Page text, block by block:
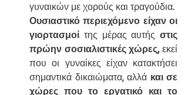
γυναικών με χορούς και τραγούδια.
Ουσιαστικό περιεχόμενο είχαν οι
γιορτασμοί της μέρας αυτής στις
πρώην σοσιαλιστικές χώρες, εκεί
που οι γυναίκες είχαν κατακτήσει
σημαντικά δικαιώματα, αλλά και σε
χώρες που το εργατικό και το